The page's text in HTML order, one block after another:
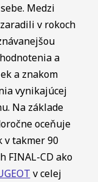
Medzi
v rokoch
a
a znakom
vynikajúcej
Na základe
oceňuje
v takmer 90
FINAL-CD ako
v celej